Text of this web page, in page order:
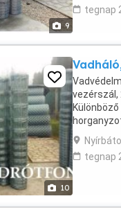
9
tegnap
10
csibedrót
tegnap